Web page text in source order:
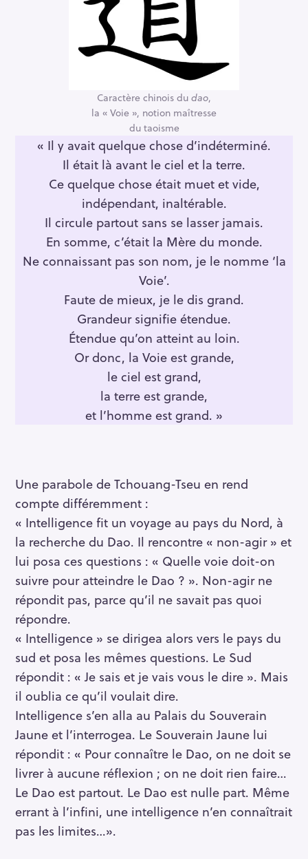
Caractère chinois dudao,
la « Voie », notion maîtresse
du taoisme
« Il y avait quelque chose d’indéterminé.
Il était là avant le ciel et la terre.
Ce quelque chose était muet et vide,
indépendant, inaltérable.
Il circule partout sans se lasser jamais.
En somme, c’était la Mère du monde.
Ne connaissant pas son nom, je le nomme ‘la
Voie’.
Faute de mieux, je le dis grand.
Grandeur signifie étendue.
Étendue qu’on atteint au loin.
Or donc, la Voie est grande,
le ciel est grand,
la terre est grande,
et l’homme est grand. »
Une parabole de Tchouang-Tseu en rend
compte différemment :
« Intelligence fit un voyage au pays du Nord, à
la recherche du Dao. Il rencontre « non-agir » et
lui posa ces questions : « Quelle voie doit-on
suivre pour atteindre le Dao ? ». Non-agir ne
répondit pas, parce qu’il ne savait pas quoi
répondre.
« Intelligence » se dirigea alors vers le pays du
sud et posa les mêmes questions. Le Sud
répondit : « Je sais et je vais vous le dire ». Mais
il oublia ce qu’il voulait dire.
Intelligence s’en alla au Palais du Souverain
Jaune et l’interrogea. Le Souverain Jaune lui
répondit : « Pour connaître le Dao, on ne doit se
livrer à aucune réflexion ; on ne doit rien faire…
Le Dao est partout. Le Dao est nulle part. Même
errant à l’infini, une intelligence n’en connaîtrait
pas les limites…».
e